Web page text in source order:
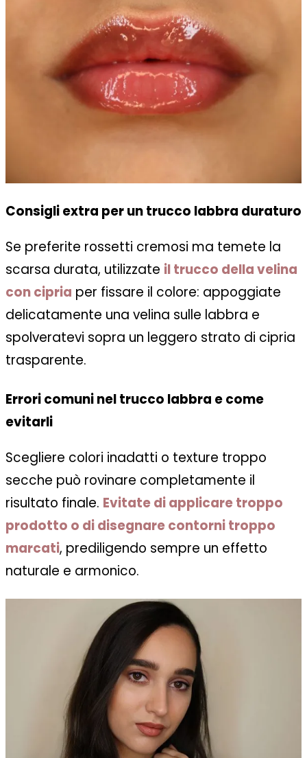
Consigli extra per un trucco labbra duraturo
Se preferite rossetti cremosi ma temete la
scarsa durata, utilizzate il trucco della velina
con cipria per fissare il colore: appoggiate
delicatamente una velina sulle labbra e
spolveratevi sopra un leggero strato di cipria
trasparente.
Errori comuni nel trucco labbra e come
evitarli
Scegliere colori inadatti o texture troppo
secche può rovinare completamente il
risultato finale. Evitate di applicare troppo
prodotto o di disegnare contorni troppo
marcati, prediligendo sempre un effetto
naturale e armonico.